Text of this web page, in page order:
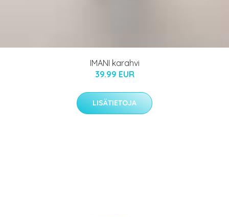
IMANI karahvi
39.99 EUR
LISÄTIETOJA